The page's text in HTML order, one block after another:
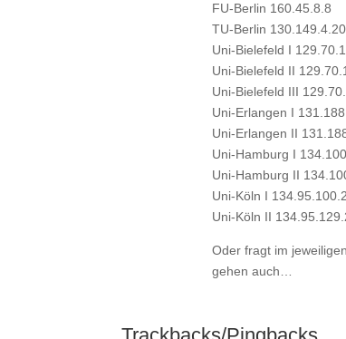
FU-Berlin 160.45.8.8
TU-Berlin 130.149.4.20
Uni-Bielefeld I
Uni-Bielefeld II
Uni-Bielefeld III
Uni-Erlangen I
Uni-Erlangen II
Uni-Hamburg I
Uni-Hamburg II
Uni-Köln I
Uni-Köln II
Oder fragt im
gehen auch…